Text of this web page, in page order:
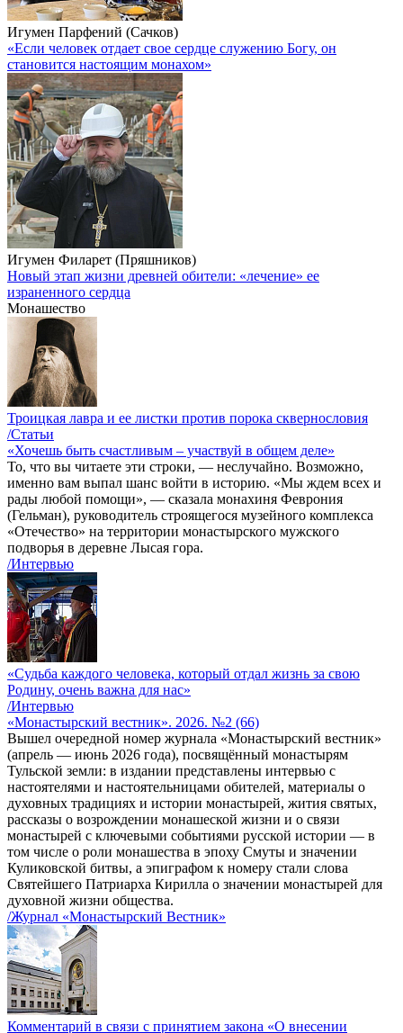
Игумен Парфений (Сачков)
«Если человек отдает свое сердце служению Богу, он
становится настоящим монахом»
Игумен Филарет (Пряшников)
Новый этап жизни древней обители: «лечение» ее
израненного сердца
Монашество
Троицкая лавра и ее листки против порока сквернословия
/Статьи
«Хочешь быть счастливым – участвуй в общем деле»
То, что вы читаете эти строки, — неслучайно. Возможно,
именно вам выпал шанс войти в историю. «Мы ждем всех и
рады любой помощи», — сказала монахиня Феврония
(Гельман), руководитель строящегося музейного комплекса
«Отечество» на территории монастырского мужского
подворья в деревне Лысая гора.
/Интервью
«Судьба каждого человека, который отдал жизнь за свою
Родину, очень важна для нас»
/Интервью
«Монастырский вестник». 2026. №2 (66)
Вышел очередной номер журнала «Монастырский вестник»
(апрель — июнь 2026 года), посвящённый монастырям
Тульской земли: в издании представлены интервью с
настоятелями и настоятельницами обителей, материалы о
духовных традициях и истории монастырей, жития святых,
рассказы о возрождении монашеской жизни и о связи
монастырей с ключевыми событиями русской истории — в
том числе о роли монашества в эпоху Смуты и значении
Куликовской битвы, а эпиграфом к номеру стали слова
Святейшего Патриарха Кирилла о значении монастырей для
духовной жизни общества.
/Журнал «Монастырский Вестник»
Комментарий в связи с принятием закона «О внесении